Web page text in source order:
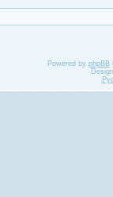
Powered by phpBB